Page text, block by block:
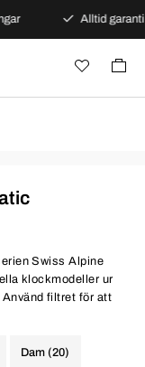
Alltid garanti
Swiss Alpine
klockmodeller ur
filtret för att
Dam (20)